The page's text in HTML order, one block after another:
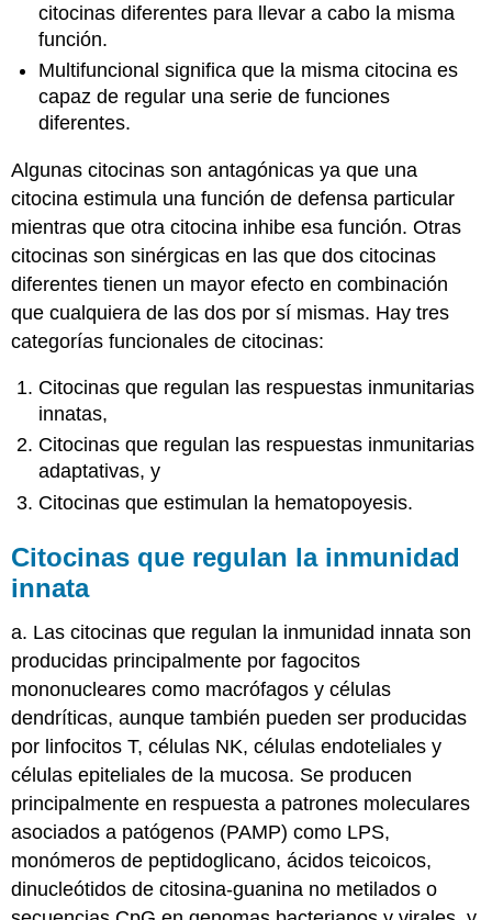
citocinas diferentes para llevar a cabo la misma
función.
Multifuncional significa que la misma citocina es
capaz de regular una serie de funciones
diferentes.
Algunas citocinas son antagónicas ya que una
citocina estimula una función de defensa particular
mientras que otra citocina inhibe esa función. Otras
citocinas son sinérgicas en las que dos citocinas
diferentes tienen un mayor efecto en combinación
que cualquiera de las dos por sí mismas. Hay tres
categorías funcionales de citocinas:
Citocinas que regulan las respuestas inmunitarias
innatas,
Citocinas que regulan las respuestas inmunitarias
adaptativas, y
Citocinas que estimulan la hematopoyesis.
Citocinas que regulan la inmunidad
innata
a. Las citocinas que regulan la inmunidad innata son
producidas principalmente por fagocitos
mononucleares como macrófagos y células
dendríticas, aunque también pueden ser producidas
por linfocitos T, células NK, células endoteliales y
células epiteliales de la mucosa. Se producen
principalmente en respuesta a patrones moleculares
asociados a patógenos (PAMP) como LPS,
monómeros de peptidoglicano, ácidos teicoicos,
dinucleótidos de citosina-guanina no metilados o